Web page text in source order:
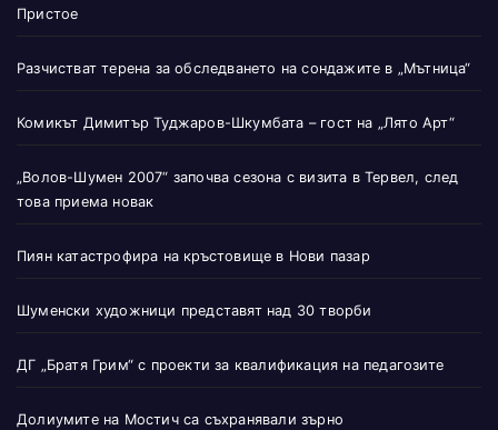
Пристое
Разчистват терена за обследването на сондажите в „Мътница“
Комикът Димитър Туджаров-Шкумбата – гост на „Лято Арт“
„Волов-Шумен 2007“ започва сезона с визита в Тервел, след
това приема новак
Пиян катастрофира на кръстовище в Нови пазар
Шуменски художници представят над 30 творби
ДГ „Братя Грим“ с проекти за квалификация на педагозите
Долиумите на Мостич са съхранявали зърно